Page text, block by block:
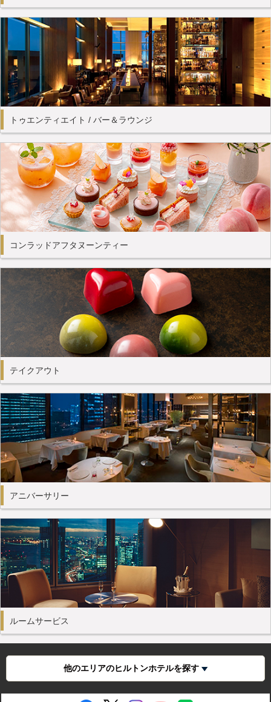
トゥエンティエイト / バー＆ラウンジ
コンラッドアフタヌーンティー
テイクアウト
アニバーサリー
ルームサービス
他のエリアのヒルトンホテルを探す